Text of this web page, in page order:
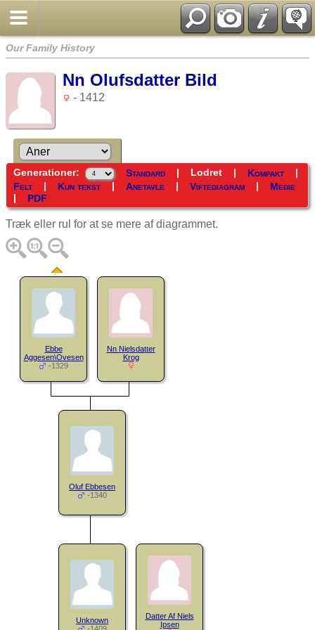
Our Family History
Nn Olufsdatter Bild
- 1412
Generationer: Standard| Lodret| Kompakt|
Felt| Kun tekst| Anetavle | Viftediagram| Medie
| PDF
Træk eller rul for at se mere af diagrammet.
Ebbe
Aggesen\Ovesen
-1329
Nn Nielsdatter
Krog
Oluf Ebbesen
-1340
Unknown
Datter Af Niels
Ipsen